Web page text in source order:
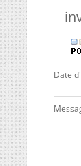
Date